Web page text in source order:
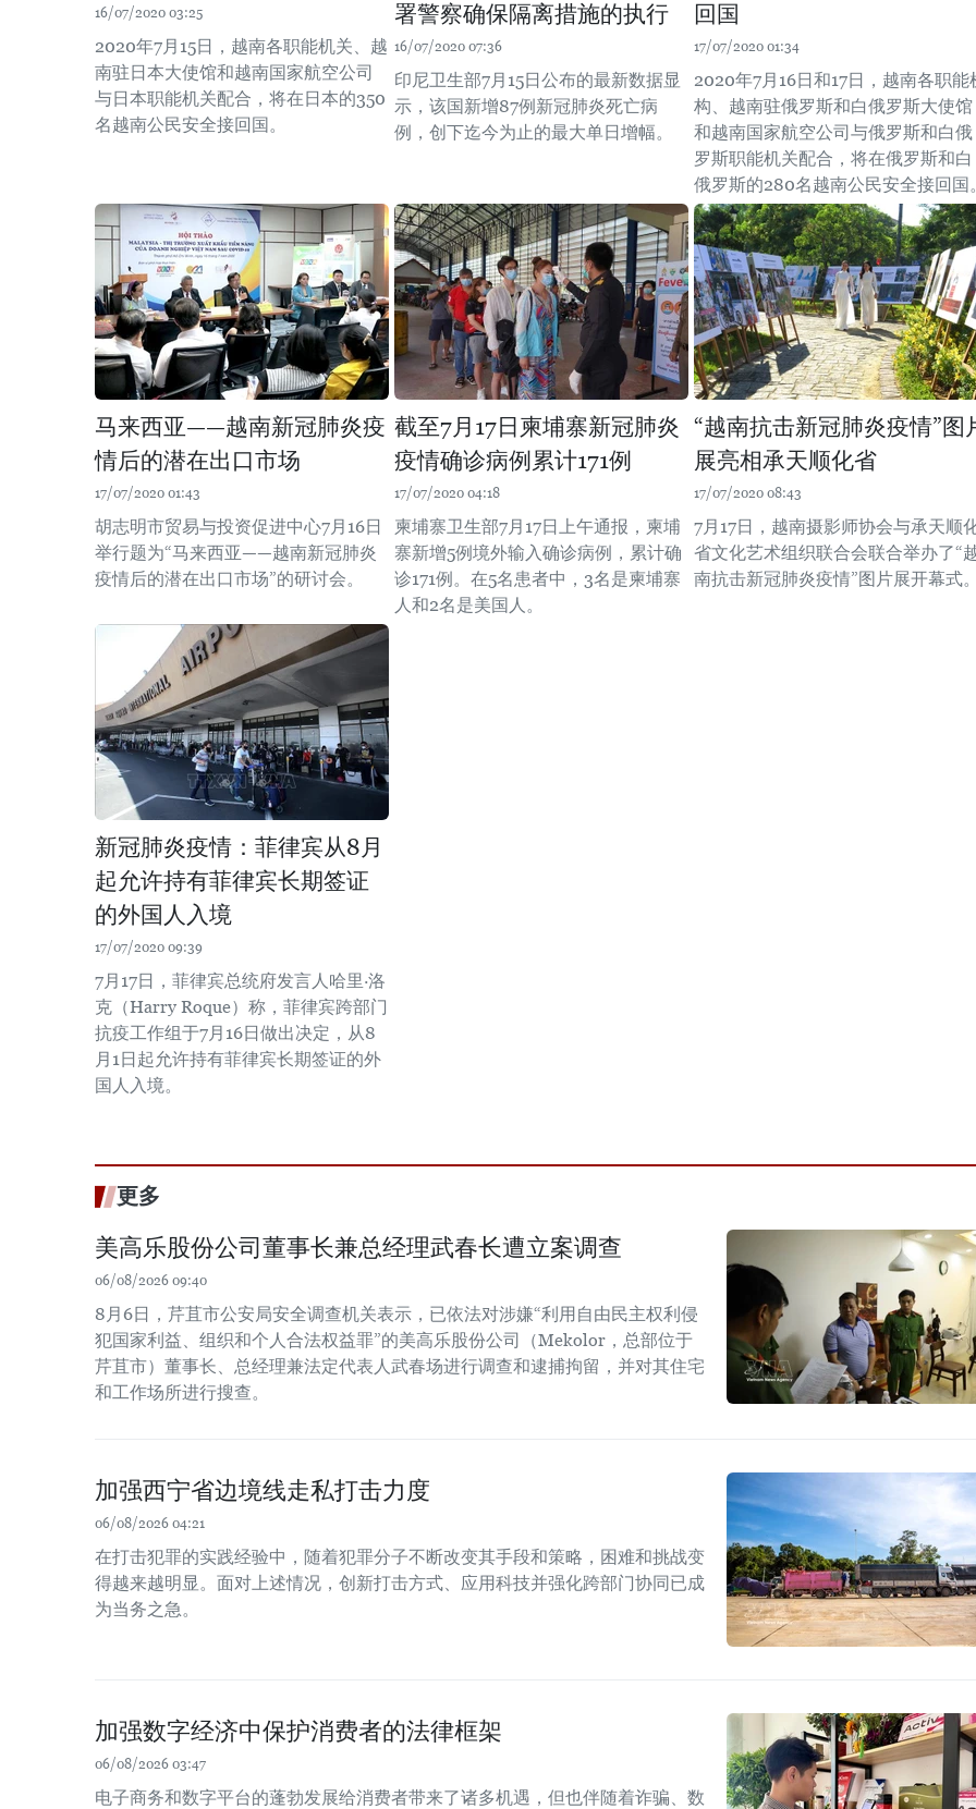
16/07/2020 03:25
2020年7月15日，越南各职能机关、越
南驻日本大使馆和越南国家航空公司
与日本职能机关配合，将在日本的350
名越南公民安全接回国。
署警察确保隔离措施的执行
16/07/2020 07:36
印尼卫生部7月15日公布的最新数据显
示，该国新增87例新冠肺炎死亡病
例，创下迄今为止的最大单日增幅。
回国
17/07/2020 01:34
2020年7月16日和17日，越南各职能
构、越南驻俄罗斯和白俄罗斯大使馆
和越南国家航空公司与俄罗斯和白俄
罗斯职能机关配合，将在俄罗斯和白
俄罗斯的280名越南公民安全接回国。
马来西亚——越南新冠肺炎疫
情后的潜在出口市场
17/07/2020 01:43
胡志明市贸易与投资促进中心7月16日
举行题为“马来西亚——越南新冠肺炎
疫情后的潜在出口市场”的研讨会。
截至7月17日柬埔寨新冠肺炎
疫情确诊病例累计171例
17/07/2020 04:18
柬埔寨卫生部7月17日上午通报，柬埔
寨新增5例境外输入确诊病例，累计确
诊171例。在5名患者中，3名是柬埔寨
人和2名是美国人。
“越南抗击新冠肺炎疫情”图
展亮相承天顺化省
17/07/2020 08:43
7月17日，越南摄影师协会与承天顺
省文化艺术组织联合会联合举办了“
南抗击新冠肺炎疫情”图片展开幕式。
新冠肺炎疫情：菲律宾从8月
起允许持有菲律宾长期签证
的外国人入境
17/07/2020 09:39
7月17日，菲律宾总统府发言人哈里·洛
克（Harry Roque）称，菲律宾跨部门
抗疫工作组于7月16日做出决定，从8
月1日起允许持有菲律宾长期签证的外
国人入境。
更多
美高乐股份公司董事长兼总经理武春长遭立案调查
06/08/2026 09:40
8月6日，芹苴市公安局安全调查机关表示，已依法对涉嫌“利用自由民主权利侵
犯国家利益、组织和个人合法权益罪”的美高乐股份公司（Mekolor，总部位于
芹苴市）董事长、总经理兼法定代表人武春场进行调查和逮捕拘留，并对其住宅
和工作场所进行搜查。
加强西宁省边境线走私打击力度
06/08/2026 04:21
在打击犯罪的实践经验中，随着犯罪分子不断改变其手段和策略，困难和挑战变
得越来越明显。面对上述情况，创新打击方式、应用科技并强化跨部门协同已成
为当务之急。
加强数字经济中保护消费者的法律框架
06/08/2026 03:47
电子商务和数字平台的蓬勃发展给消费者带来了诸多机遇，但也伴随着诈骗、数